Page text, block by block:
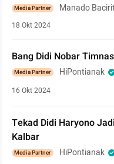
Media Partner Manado
18 Okt 2024
Bang Didi Nobar
Media Partner HiPontianak
16 Okt 2024
Tekad Didi Haryono
Kalbar
Media Partner HiPontianak